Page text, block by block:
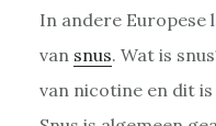
In andere Europese
van snus. Wat is
van nicotine en dit